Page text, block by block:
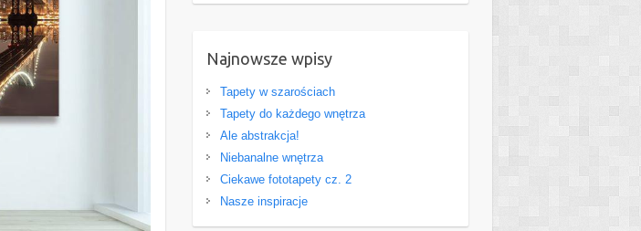
Najnowsze wpisy
Tapety w szarościach
Tapety do każdego wnętrza
Ale abstrakcja!
Niebanalne wnętrza
Ciekawe fototapety cz. 2
Nasze inspiracje